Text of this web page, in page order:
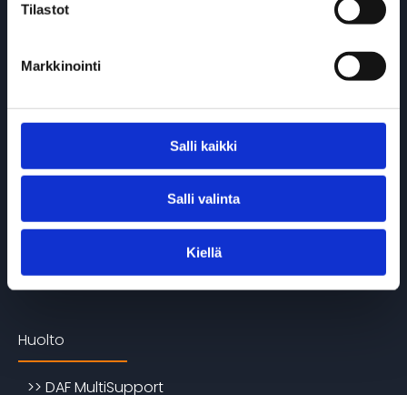
Tilastot
Markkinointi
Salli kaikki
Salli valinta
Kiellä
>> Varastoautot
>> Käytetyt
DAF Electric -mallisto
>> DAF XF, XG & XG+ Electric
>> DAF XB Electric
Huolto
>> DAF MultiSupport